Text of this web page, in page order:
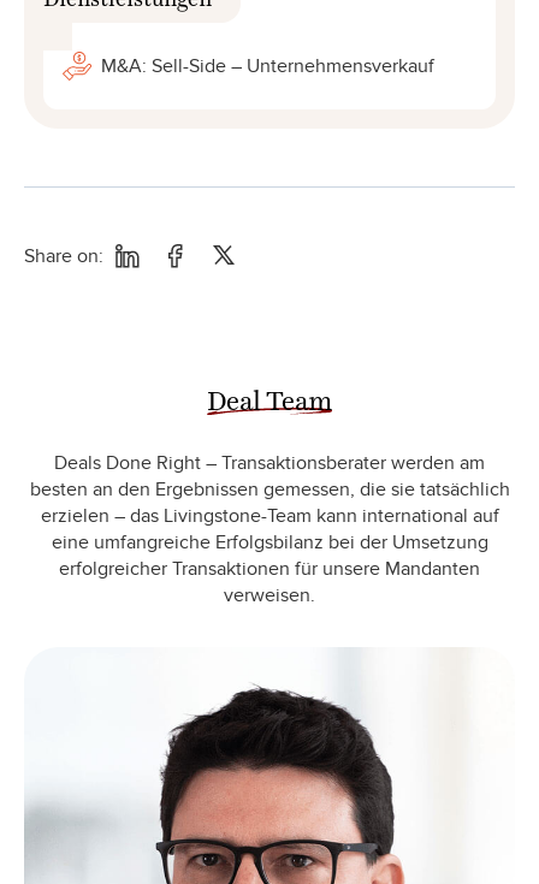
M&A: Sell-Side – Unternehmensverkauf
Share on:
Deal Team
Deals Done Right – Transaktionsberater werden am
besten an den Ergebnissen gemessen, die sie tatsächlich
erzielen – das Livingstone-Team kann international auf
eine umfangreiche Erfolgsbilanz bei der Umsetzung
erfolgreicher Transaktionen für unsere Mandanten
verweisen.